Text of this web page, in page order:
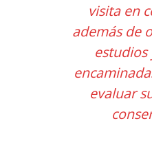
visita en
además de
estudios
evaluar